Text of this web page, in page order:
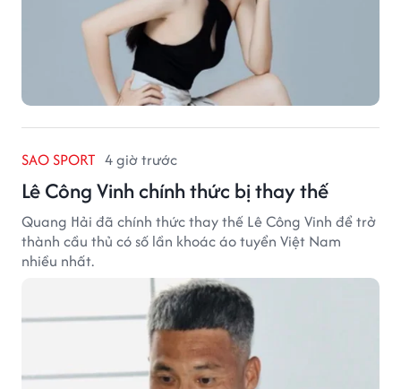
SAO SPORT 4 giờ trước
Lê Công Vinh chính thức bị thay thế
Quang Hải đã chính thức thay thế Lê Công Vinh để trở
thành cầu thủ có số lần khoác áo tuyển Việt Nam
nhiều nhất.